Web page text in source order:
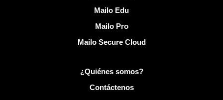
Mailo Edu
Mailo Pro
Mailo Secure Cloud
Más información sobre Mailo¿Quiénes somos?
Contáctenos